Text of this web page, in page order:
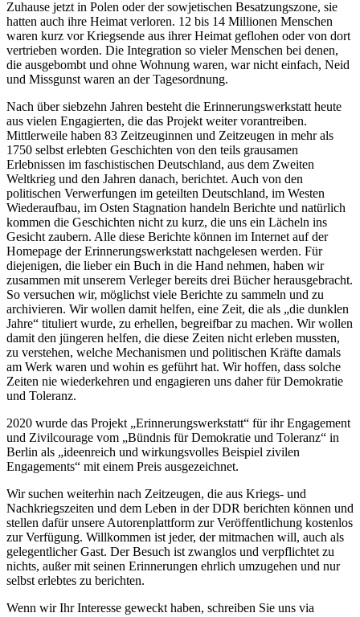
Zuhause jetzt in Polen oder der sowjetischen Besatzungszone, sie
hatten auch ihre Heimat verloren. 12 bis 14 Millionen Menschen
waren kurz vor Kriegsende aus ihrer Heimat geflohen oder von dort
vertrieben worden. Die Integration so vieler Menschen bei denen,
die ausgebombt und ohne Wohnung waren, war nicht einfach, Neid
und Missgunst waren an der Tagesordnung.
Nach über siebzehn Jahren besteht die Erinnerungswerkstatt heute
aus vielen Engagierten, die das Projekt weiter vorantreiben.
Mittlerweile haben 83 Zeitzeuginnen und Zeitzeugen in mehr als
1750 selbst erlebten Geschichten von den teils grausamen
Erlebnissen im faschistischen Deutschland, aus dem Zweiten
Weltkrieg und den Jahren danach, berichtet. Auch von den
politischen Verwerfungen im geteilten Deutschland, im Westen
Wiederaufbau, im Osten Stagnation handeln Berichte und natürlich
kommen die Geschichten nicht zu kurz, die uns ein Lächeln ins
Gesicht zaubern. Alle diese Berichte können im Internet auf der
Homepage der Erinnerungswerkstatt nachgelesen werden. Für
diejenigen, die lieber ein Buch in die Hand nehmen, haben wir
zusammen mit unserem Verleger bereits drei Bücher herausgebracht.
So versuchen wir, möglichst viele Berichte zu sammeln und zu
archivieren. Wir wollen damit helfen, eine Zeit, die als
die dunklen
Jahre
tituliert wurde, zu erhellen, begreifbar zu machen. Wir wollen
damit den jüngeren helfen, die diese Zeiten nicht erleben mussten,
zu verstehen, welche Mechanismen und politischen Kräfte damals
am Werk waren und wohin es geführt hat. Wir hoffen, dass solche
Zeiten nie wiederkehren und engagieren uns daher für Demokratie
und Toleranz.
2020 wurde das Projekt
Erinnerungswerkstatt
für ihr Engagement
und Zivilcourage vom
Bündnis für Demokratie und Toleranz
in
Berlin als
ideenreich und wirkungsvolles Beispiel zivilen
Engagements
mit einem Preis ausgezeichnet.
Wir suchen weiterhin nach Zeitzeugen, die aus Kriegs- und
Nachkriegszeiten und dem Leben in der DDR berichten können und
stellen dafür unsere Autorenplattform zur Veröffentlichung kostenlos
zur Verfügung. Willkommen ist jeder, der mitmachen will, auch als
gelegentlicher Gast. Der Besuch ist zwanglos und verpflichtet zu
nichts, außer mit seinen Erinnerungen ehrlich umzugehen und nur
selbst erlebtes zu berichten.
Wenn wir Ihr Interesse geweckt haben, schreiben Sie uns via